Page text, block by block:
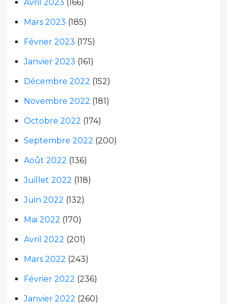
Avril 2023 (166)
Mars 2023 (185)
Février 2023 (175)
Janvier 2023 (161)
Décembre 2022 (152)
Novembre 2022 (181)
Octobre 2022 (174)
Septembre 2022 (200)
Août 2022 (136)
Juillet 2022 (118)
Juin 2022 (132)
Mai 2022 (170)
Avril 2022 (201)
Mars 2022 (243)
Février 2022 (236)
Janvier 2022 (260)